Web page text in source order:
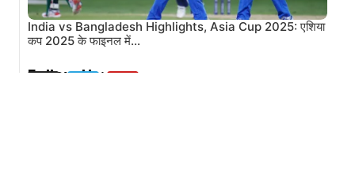
India vs Bangladesh Highlights, Asia Cup 2025: एशिया
कप 2025 के फाइनल में…
Follow Us: